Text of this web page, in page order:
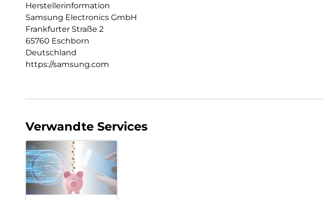
Herstellerinformation
Samsung Electronics GmbH
Frankfurter Straße 2
65760 Eschborn
Deutschland
https://samsung.com
Verwandte Services